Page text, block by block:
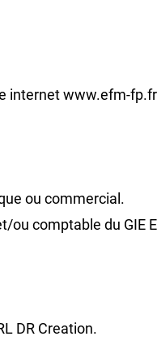
internet www.efm-
ou commercial.
comptable du GIE
DR Creation.